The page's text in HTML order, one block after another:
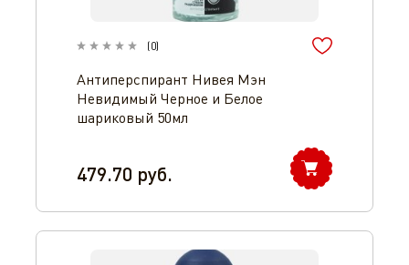
(0)
Антиперспирант Нивея Мэн
Невидимый Черное и Белое
шариковый 50мл
479.70 руб.